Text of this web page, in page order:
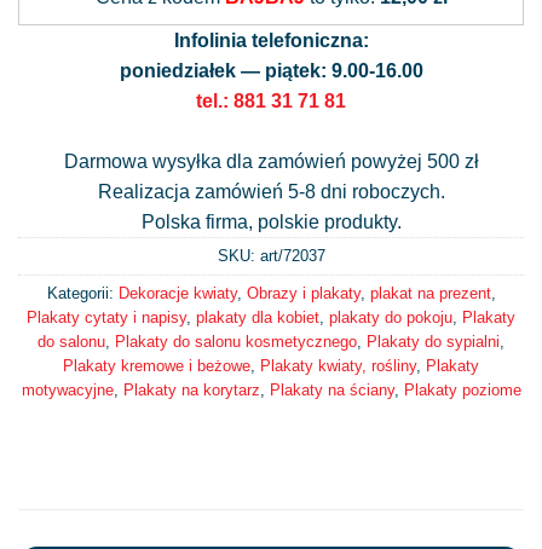
Infolinia telefoniczna:
poniedziałek — piątek: 9.00-16.00
tel.: 881 31 71 81
Darmowa wysyłka dla zamówień powyżej 500 zł
Realizacja zamówień 5-8 dni roboczych.
Polska firma, polskie produkty.
SKU: art/72037
Kategorii: Dekoracje kwiaty, Obrazy i plakaty, plakat na prezent,
Plakaty cytaty i napisy, plakaty dla kobiet plakaty do pokoju
Plakaty
do salonu
Plakaty do salonu kosmetycznego Plakaty do sypialni
Plakaty kremowe i beżowe
Plakaty kwiaty, rośliny, Plakaty
motywacyjne, Plakaty na korytarz Plakaty na ściany, Plakaty poziome